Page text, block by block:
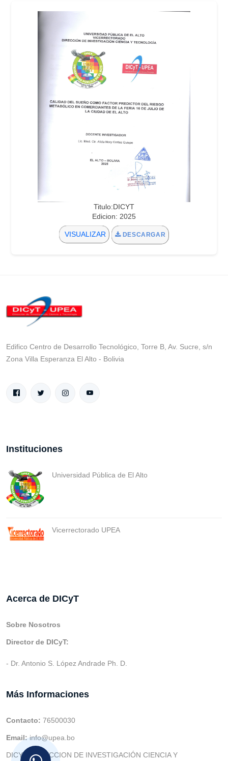
Titulo:DICYT
Edicion: 2025
VISUALIZAR DESCARGAR
Edifico Centro de Desarrollo Tecnológico, Torre B, Av. Sucre, s/n
Zona Villa Esperanza El Alto - Bolivia
Instituciones
Universidad Pública de El Alto
Vicerrectorado UPEA
Acerca de DICyT
Sobre Nosotros
Director de DICyT:
- Dr. Antonio S. López Andrade Ph. D.
Más Informaciones
Contacto: 76500030
Email: info@upea.bo
DICYT (DIRECCION DE INVESTIGACIÓN CIENCIA Y